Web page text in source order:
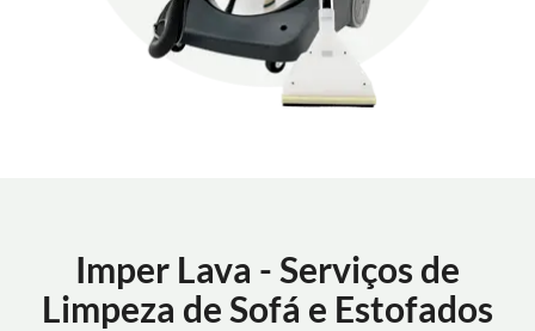
Imper Lava - Serviços de
Limpeza de Sofá e Estofados